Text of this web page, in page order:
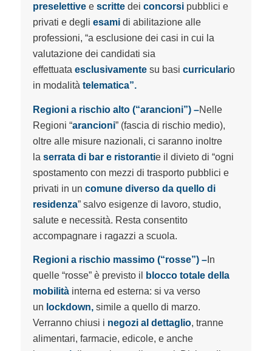
preselettivee scrittedei concorsipubblici e
privati e degli esamidi abilitazione alle
professioni, “a esclusione dei casi in cui la
valutazione dei candidati sia
effettuata esclusivamentesu basi curriculario
in modalità telematica”.
Regioni a rischio alto (“arancioni”) –Nelle
Regioni “arancioni” (fascia di rischio medio),
oltre alle misure nazionali, ci saranno inoltre
la serrata di bar e ristorantie il divieto di “ogni
spostamento con mezzi di trasporto pubblici e
privati in un comune diverso da quello di
residenza” salvo esigenze di lavoro, studio,
salute e necessità. Resta consentito
accompagnare i ragazzi a scuola.
Regioni a rischio massimo (“rosse”) –In
quelle “rosse” è previsto il
blocco totale della
mobilitàinterna ed esterna: si va verso
un lockdown, simile a quello di marzo.
Verranno chiusi i negozi al dettaglio, tranne
alimentari, farmacie, edicole, e anche